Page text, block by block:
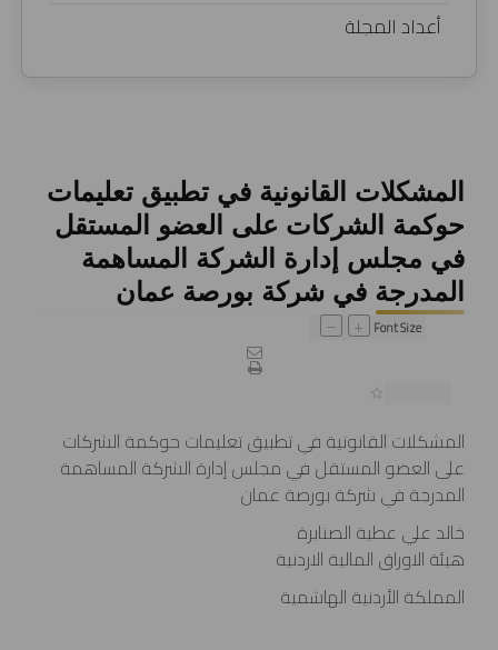
أعداد المجلة
المشكلات القانونية في تطبيق تعليمات
حوكمة الشركات على العضو المستقل
في مجلس إدارة الشركة المساهمة
المدرجة في شركة بورصة عمان
Font Size
+
–
المشكلات القانونية في تطبيق تعليمات حوكمة الشركات
على العضو المستقل في مجلس إدارة الشركة المساهمة
المدرجة في شركة بورصة عمان
خالد علي عطية الصنابرة
هيئة الاوراق المالية الاردنية
المملكة الأردنية الهاشمية